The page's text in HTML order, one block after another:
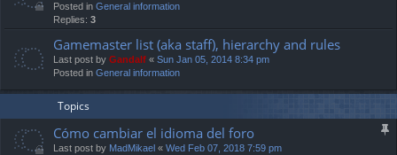
Posted in General information
Replies: 3
Gamemaster list (aka staff), hierarchy and rules
Last post by Gandalf « Sun Jan 05, 2014 8:34 pm
Posted in General information
Topics
Cómo cambiar el idioma del foro
Last post by MadMikael « Wed Feb 07, 2018 7:59 pm